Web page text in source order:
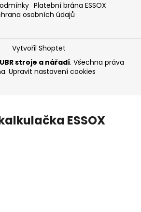
Platební brána ESSOX
osobních údajů
Vytvořil Shoptet
stroje a nářadí. Všechna práva
Upravit nastavení cookies
ESSOX